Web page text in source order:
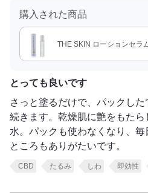
購入された商品
THE SKIN ローションセラ
とっても良いです
さっと塗るだけで、パックし
続きます。乾燥肌に艶をもた
水。パックも使わなくなり、
ところもありがたいです。
CBD たるみ しわ 即効性